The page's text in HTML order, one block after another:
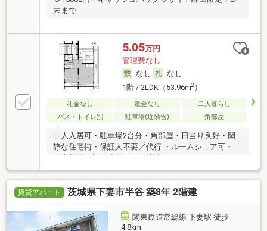
末まで
5.05万円
管理費なし
なし
なし
1階 / 2LDK（53.96m2）
礼金なし 敷金なし
二人暮らし
バス・トイレ別
駐車場(近隣含) 角部屋
二人入居可・駐車場2台分・角部屋・日当り良好・閑
静な住宅街・保証人不要／代行 ・ルームシェア可・高
賃貸アパート 茨城県下妻市半谷 築8年 2階建
関東鉄道常総線 下妻駅 徒歩
4.8km